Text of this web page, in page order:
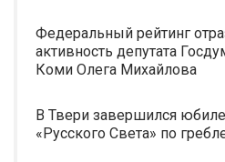
Федеральный рейтинг
активность депутата
Коми Олега Михайлова
В Твери завершился
«Русского Света» по